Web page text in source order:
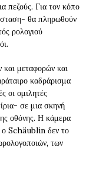
πεζούς. Για τον κόπο
θα πληρωθούν
ρολογιού
μεταφορών και
καδράρισμα
οι ομιλητές
σε μια σκηνή
οθόνης. Η κάμερα
ο Schäublin δεν το
των